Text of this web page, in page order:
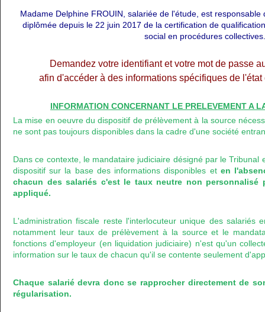
Madame Delphine FROUIN, salariée de l'étude, est
diplômée depuis le 22 juin 2017 de la certification de
social en procédures collectives.
Demandez votre identifiant et votre mot de passe
afin d'accéder à des informations spécifiques de
INFORMATION CONCERNANT LE PRELEVEMENT A
La mise en oeuvre du dispositif de prélèvement à la source
ne sont pas toujours disponibles dans la cadre d'une société
Dans ce contexte, le mandataire judiciaire désigné par le Tribunal
dispositif sur la base des informations disponibles et en
chacun des salariés c'est le taux neutre non personnalisé
appliqué.
L'administration fiscale reste l'interlocuteur unique des salariés
notamment leur taux de prélèvement à la source et le
fonctions d'employeur (en liquidation judiciaire) n'est qu'un
information sur le taux de chacun qu'il se contente seulement
Chaque salarié devra donc se rapprocher directement de
régularisation.